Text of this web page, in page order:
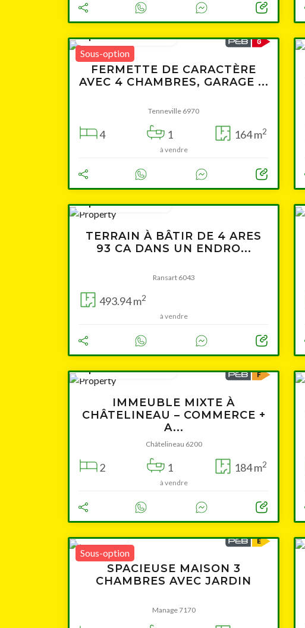
Sous-option
à partir de 299 000 €
FERMETTE DE CARACTÈRE
AVEC 4 CHAMBRES, GARAGE ...
Tenneville 6970
4 1 164 m2
à vendre
à partir de 75 500 €
TERRAIN À BÂTIR DE 4 ARES
93 CA DANS UN ENDRO...
Ransart 6043
493.94 m2
à vendre
à partir de 159 000 €
IMMEUBLE MIXTE À
CHÂTELINEAU – COMMERCE +
A...
Châtelineau 6200
2 1 184 m2
à vendre
Sous-option
280 000 €
SPACIEUSE MAISON 3
CHAMBRES AVEC JARDIN
Manage 7170